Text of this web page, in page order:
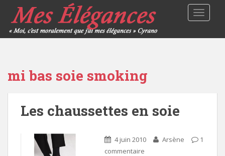
mi bas soie smoking
Les chaussettes en soie
4 juin 2010 Arsène
1
commentaire